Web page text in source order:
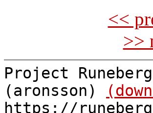
<<
>>
Project
(aronsson)
https://